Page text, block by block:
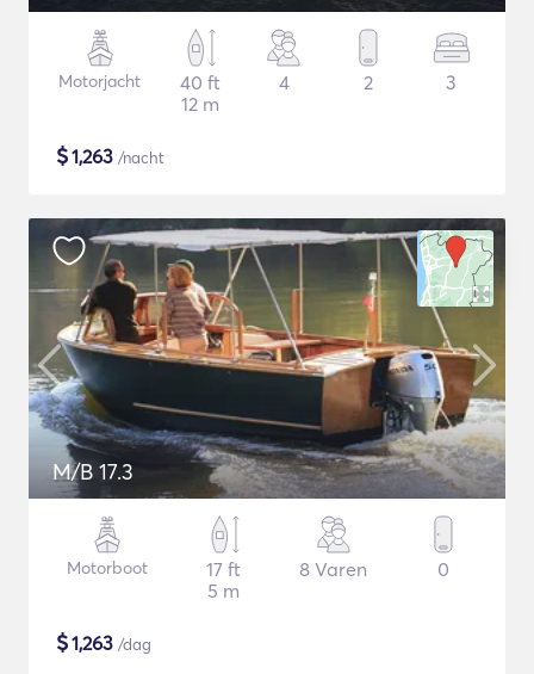
Motorjacht
40 ft
12 m
4 2 3
$1,263 /nacht
M/B 17.3
Motorboot
17 ft
5 m
8 Varen 0
$1,263 /dag